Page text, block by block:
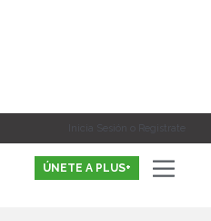
Inicia Sesión o Registrate
ÚNETE A PLUS+